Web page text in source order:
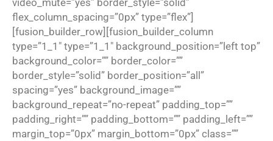
flex_column_spacing=”0px” type=”flex”]
[fusion_builder_row][fusion_builder_column
type=”1_1″ type=”1_1″ background_position=”left top”
background_color=”” border_color=””
border_style=”solid” border_position=”all”
spacing=”yes” background_image=””
background_repeat=”no-repeat” padding_top=””
padding_right=”” padding_bottom=”” padding_left=””
margin_top=”0px” margin_bottom=”0px” class=””